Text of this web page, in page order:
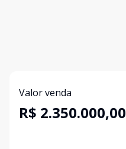
Valor venda
R$ 2.350.000,00